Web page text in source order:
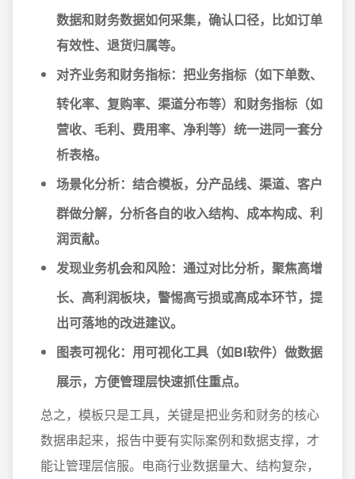
数据和财务数据如何采集，确认口径，比如订单
有效性、退货归属等。
对齐业务和财务指标： 把业务指标（如下单数、
转化率、复购率、渠道分布等）和财务指标（如
营收、毛利、费用率、净利等）统一进同一套分
析表格。
场景化分析： 结合模板，分产品线、渠道、客户
群做分解，分析各自的收入结构、成本构成、利
润贡献。
发现业务机会和风险： 通过对比分析，聚焦高增
长、高利润板块，警惕高亏损或高成本环节，提
出可落地的改进建议。
图表可视化： 用可视化工具（如BI软件）做数据
展示，方便管理层快速抓住重点。
总之，模板只是工具，关键是把业务和财务的核心
数据串起来，报告中要有实际案例和数据支撑，才
能让管理层信服。电商行业数据量大、结构复杂，